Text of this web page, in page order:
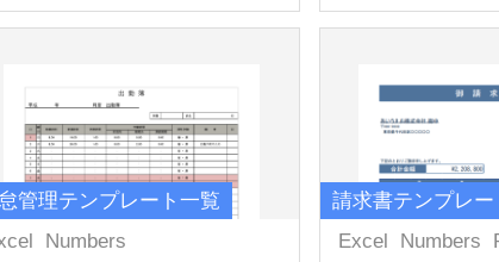
管理テンプレート一覧
Numbers
請求書テンプレー
Excel
Numbers